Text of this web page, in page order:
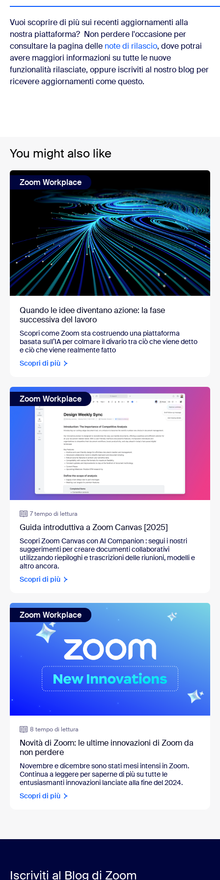
Vuoi scoprire di più sui recenti aggiornamenti alla
nostra piattaforma? Non perdere l'occasione per
consultare la pagina delle note di rilascio, dove potrai
avere maggiori informazioni su tutte le nuove
funzionalità rilasciate, oppure iscriviti al nostro blog per
ricevere aggiornamenti come questo.
You might also like
Zoom Workplace
Quando le idee diventano azione: la fase
successiva del lavoro
Scopri come Zoom sta costruendo una piattaforma
basata sull’IA per colmare il divario tra ciò che viene detto
e ciò che viene realmente fatto
Scopri di più
Zoom Workplace
7 tempo di lettura
Guida introduttiva a Zoom Canvas [2025]
Scopri Zoom Canvas con AI Companion:segui i nostri
suggerimenti per creare documenti collaborativi
utilizzando riepiloghi e trascrizioni delle riunioni, modelli e
altro ancora.
Scopri di più
Zoom Workplace
8 tempo di lettura
Novità di Zoom: le ultime innovazioni di Zoom da
non perdere
Novembre e dicembre sono stati mesi intensi in Zoom.
Continua a leggere per saperne di più su tutte le
entusiasmanti innovazioni lanciate alla fine del 2024.
Scopri di più
Iscriviti al Blog di Zoom